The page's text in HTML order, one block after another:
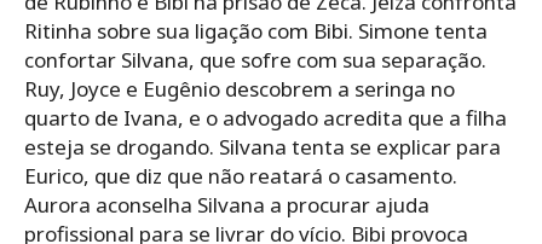
Ritinha sobre sua ligação com Bibi. Simone tenta
confortar Silvana, que sofre com sua separação.
Ruy, Joyce e Eugênio descobrem a seringa no
quarto de Ivana, e o advogado acredita que a filha
esteja se drogando. Silvana tenta se explicar para
Eurico, que diz que não reatará o casamento.
Aurora aconselha Silvana a procurar ajuda
profissional para se livrar do vício. Bibi provoca